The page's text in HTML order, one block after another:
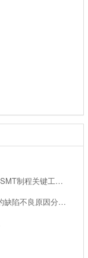
电子厂SMT生产线三大核心设备！难得一见的SMT制程关键工艺视频！
电子厂最全面DIP波峰焊工艺流程及波峰焊接的缺陷不良原因分析 !